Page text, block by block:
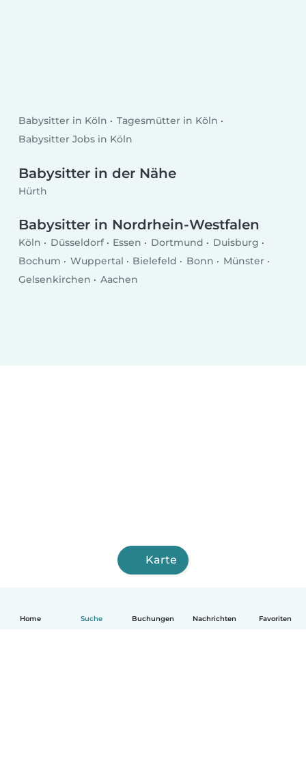
Home Suche Buchungen Nachrichten Favoriten
Babysitter in Köln
Tagesmütter in Köln
Babysitter Jobs in Köln
Babysitter in der Nähe
Hürth
Babysitter in Nordrhein-Westfalen
Köln Düsseldorf Essen Dortmund
Duisburg
Bochum
Wuppertal Bielefeld Bonn
Münster
Gelsenkirchen
Aachen
Karte